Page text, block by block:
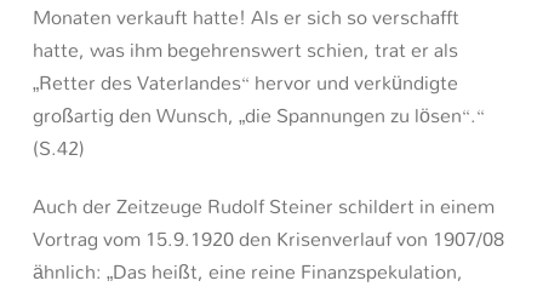
Monaten verkauft hatte! Als er sich so verschafft
hatte, was ihm begehrenswert schien, trat er als
„Retter des Vaterlandes“ hervor und verkündigte
großartig den Wunsch, „die Spannungen zu lösen“.“
(S.42)
Auch der Zeitzeuge Rudolf Steiner schildert in einem
Vortrag vom 15.9.1920 den Krisenverlauf von 1907/08
ähnlich: „Das heißt, eine reine Finanzspekulation,